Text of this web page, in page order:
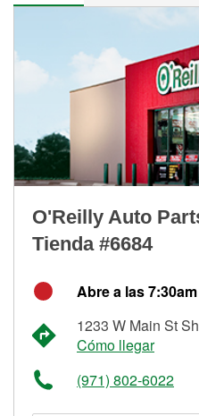
O'Reilly Auto
Tienda #6684
Abre a las 7:30am
1233 W Main St
Cómo llegar
(971) 802-6022